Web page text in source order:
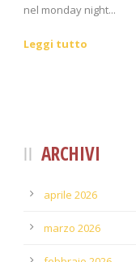
nel monday night...
Leggi tutto
ARCHIVI
aprile 2026
marzo 2026